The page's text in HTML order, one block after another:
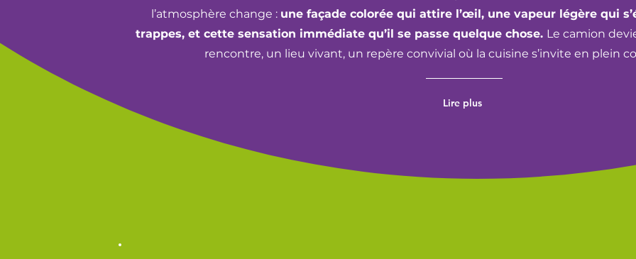
l’atmosphère change : une façade colorée qui attire l’œil, une vapeur légère qui
trappes, et cette sensation immédiate qu’il se passe quelque chose. Le camion
rencontre, un lieu vivant, un repère convivial où la cuisine s’invite en plein
Lire plus